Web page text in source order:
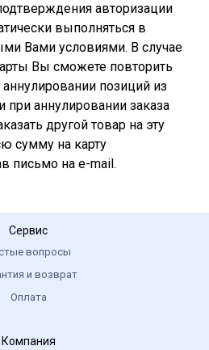
авторизации
выполняться в
Вами условиями. В случае
Вы сможете повторить
позиций из
при аннулировании заказа
другой товар на эту
сумму на карту
письмо на e-mail.
Сервис
вопросы
и возврат
Оплата
Компания